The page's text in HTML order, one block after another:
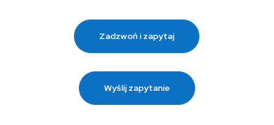
Zadzwoń i zapytaj
Wyślij zapytanie